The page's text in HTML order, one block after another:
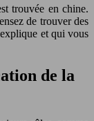
trouvée en chine.
de trouver des
et qui vous
de la